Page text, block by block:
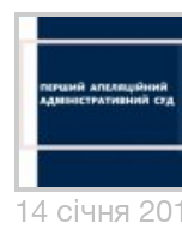
14 січня